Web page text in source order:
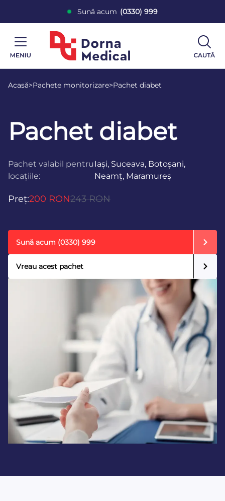
Sună acum (0330) 999
Acasă>Pachete monitorizare>Pachet diabet
Pachet diabet
Pachet valabil pentru
locațiile:
Iași, Suceava, Botoșani,
Neamț, Maramureș
Preț:200 RON243 RON
Sună acum (0330) 999
Vreau acest pachet